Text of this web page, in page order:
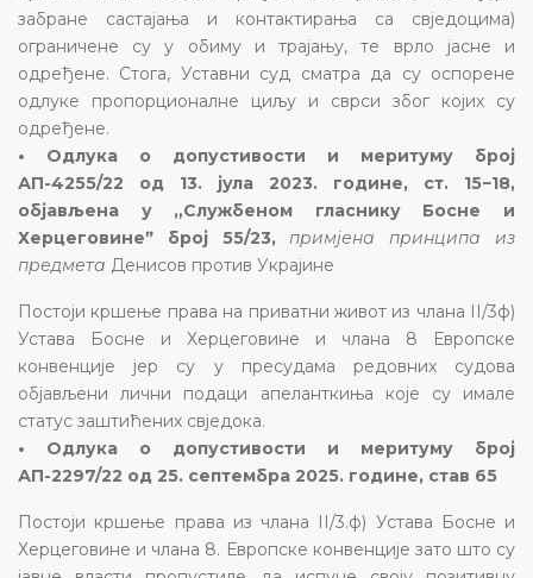
забране састајања и контактирања са свједоцима)
ограничене су у обиму и трајању, те врло јасне и
одређене. Стога, Уставни суд сматра да су оспорене
одлуке пропорционалне циљу и сврси због којих су
одређене.
• Одлука о допустивости и меритуму број
АП-4255/22 од 13. јула 2023. године, ст. 15−18,
објављена у „Службеном гласнику Босне и
Херцеговинеˮ број 55/23,примјена принципа из
предмета Денисов против Украјине
Постоји кршење права на приватни живот из члана II/3ф)
Устава Босне и Херцеговине и члана 8 Европске
конвенције јер су у пресудама редовних судова
објављени лични подаци апеланткиња које су имале
статус заштићених свједока.
• Одлука о допустивости и меритуму број
АП-2297/22 од 25. септембра 2025. године, став 65
Постоји кршење права из члана II/3.ф) Устава Босне и
Херцеговине и члана 8. Европске конвенције зато што су